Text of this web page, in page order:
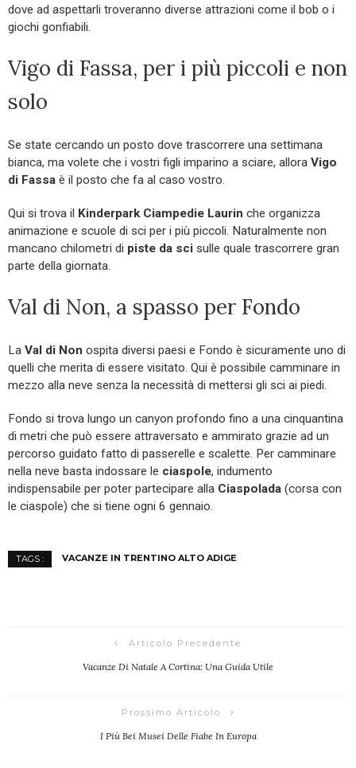
dove ad aspettarli troveranno diverse attrazioni come il bob o i
giochi gonfiabili.
Vigo di Fassa, per i più piccoli e non
solo
Se state cercando un posto dove trascorrere una settimana
bianca, ma volete che i vostri figli imparino a sciare, allora Vigo
di Fassa è il posto che fa al caso vostro.
Qui si trova il Kinderpark Ciampedie Laurin che organizza
animazione e scuole di sci per i più piccoli. Naturalmente non
mancano chilometri di piste da sci sulle quale trascorrere gran
parte della giornata.
Val di Non, a spasso per Fondo
La Val di Non ospita diversi paesi e Fondo è sicuramente uno di
quelli che merita di essere visitato. Qui è possibile camminare in
mezzo alla neve senza la necessità di mettersi gli sci ai piedi.
Fondo si trova lungo un canyon profondo fino a una cinquantina
di metri che può essere attraversato e ammirato grazie ad un
percorso guidato fatto di passerelle e scalette. Per camminare
nella neve basta indossare le ciaspole, indumento
indispensabile per poter partecipare alla Ciaspolada (corsa con
le ciaspole) che si tiene ogni 6 gennaio.
TAGS : VACANZE IN TRENTINO ALTO ADIGE
Articolo Precedente
Vacanze Di Natale A Cortina: Una Guida Utile
Prossimo Articolo
I Più Bei Musei Delle Fiabe In Europa